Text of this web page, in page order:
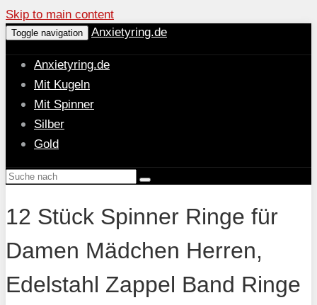
Skip to main content
Toggle navigation Anxietyring.de
Anxietyring.de
Mit Kugeln
Mit Spinner
Silber
Gold
12 Stück Spinner Ringe für
Damen Mädchen Herren,
Edelstahl Zappel Band Ringe